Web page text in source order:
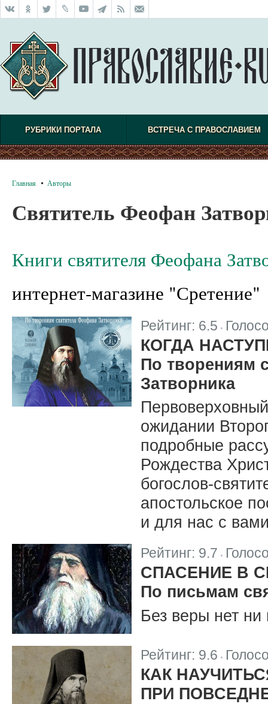
РУБРИКИ ПОРТАЛА ВСТРЕЧА С ПРАВОСЛАВИЕМ
Главная Авторы
Святитель Феофан
Книги святителя Феофана
интернет-магазине "Сретение"
Рейтинг: 6.5
КОГДА
По творениям
Затворника
ожидании
подробные
Рождества
апостольское
и для нас с
Рейтинг: 9.7
СПАСЕНИЕ В
По письмам
Без веры нет
Рейтинг: 9.6
КАК
ПРИ